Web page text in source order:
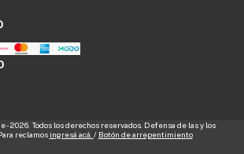
- 2026. Todos los derechos reservados. Defensa de las y los
reclamos ingresá acá. / Botón de arrepentimiento